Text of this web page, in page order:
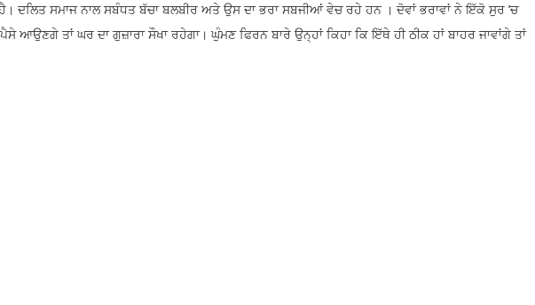
ਦਲਿਤ ਸਮਾਜ ਨਾਲ ਸਬੰਧਤ ਬੱਚਾ ਬਲਬੀਰ ਅਤੇ ਉਸ ਦਾ ਭਰਾ ਸਬਜੀਆਂ ਵੇਚ ਰਹੇ ਹਨ । ਦੋਵਾਂ ਭਰਾਵਾਂ ਨੇ ਇੱਕੋ ਸੁਰ ’ਚ
ਆਉਣਗੇ ਤਾਂ ਘਰ ਦਾ ਗੁਜ਼ਾਰਾ ਸੌਖਾ ਰਹੇਗਾ। ਘੁੰਮਣ ਫਿਰਨ ਬਾਰੇ ਉਨ੍ਹਾਂ ਕਿਹਾ ਕਿ ਇੱਥੇ ਹੀ ਠੀਕ ਹਾਂ ਬਾਹਰ ਜਾਵਾਂਗੇ ਤਾਂ